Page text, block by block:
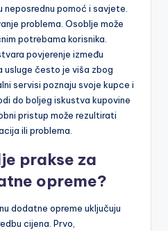
pomoć i savjete.
problema. Osoblje može
potrebama korisnika.
povjerenje između
usluge često je viša zbog
servisi poznaju svoje kupce i
do boljeg iskustva kupovine
pristup može rezultirati
ili problema.
prakse za
opreme?
dodatne opreme uključuju
cijena. Prvo,